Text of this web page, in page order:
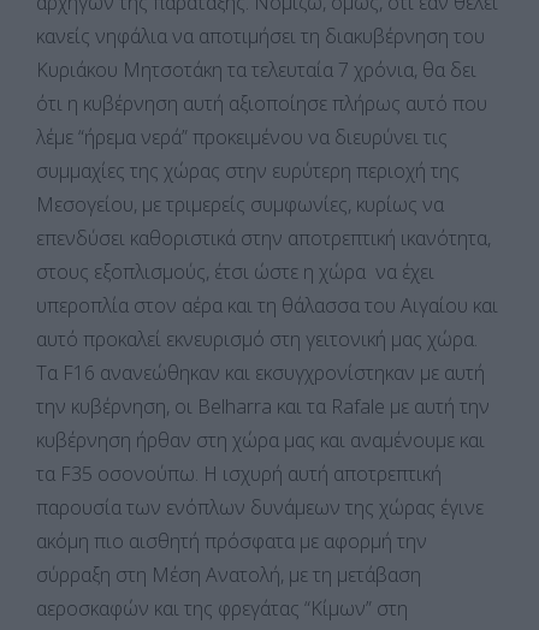
κανείς νηφάλια να αποτιμήσει τη διακυβέρνηση του
Κυριάκου Μητσοτάκη τα τελευταία 7 χρόνια, θα δει
ότι η κυβέρνηση αυτή αξιοποίησε πλήρως αυτό που
λέμε “ήρεμα νερά” προκειμένου να διευρύνει τις
συμμαχίες της χώρας στην ευρύτερη περιοχή της
Μεσογείου, με τριμερείς συμφωνίες, κυρίως να
επενδύσει καθοριστικά στην αποτρεπτική ικανότητα,
στους εξοπλισμούς, έτσι ώστε η χώρα να έχει
υπεροπλία στον αέρα και τη θάλασσα του Αιγαίου και
αυτό προκαλεί εκνευρισμό στη γειτονική μας χώρα.
Τα F16 ανανεώθηκαν και εκσυγχρονίστηκαν με αυτή
την κυβέρνηση, οι Belharra και τα Rafale με αυτή την
κυβέρνηση ήρθαν στη χώρα μας και αναμένουμε και
τα F35 οσονούπω. Η ισχυρή αυτή αποτρεπτική
παρουσία των ενόπλων δυνάμεων της χώρας έγινε
ακόμη πιο αισθητή πρόσφατα με αφορμή την
σύρραξη στη Μέση Ανατολή, με τη μετάβαση
αεροσκαφών και της φρεγάτας “Κίμων” στη